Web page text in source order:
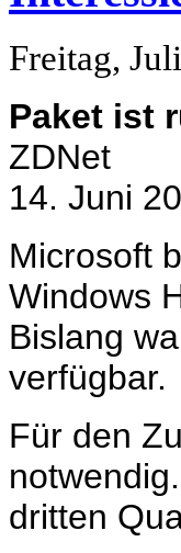
Freitag,
Paket ist
ZDNet
14. Juni
Microsoft
Windows
Bislang
verfügbar.
Für den
dritten